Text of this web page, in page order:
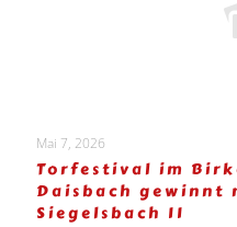
Mai 7, 2026
Torfestival im
Daisbach gewinnt
Siegelsbach II